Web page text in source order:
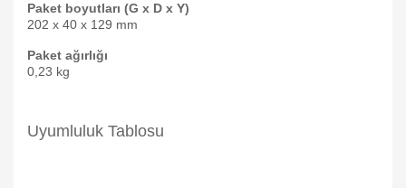
Paket boyutları (G x D x Y)
202 x 40 x 129 mm
Paket ağırlığı
0,23 kg
Uyumluluk Tablosu